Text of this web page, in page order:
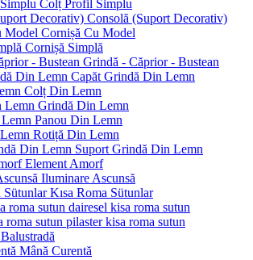
Colț Profil Simplu
Consolă (Suport Decorativ)
Cornișă Cu Model
Cornișă Simplă
Grindă - Căprior - Bustean
Capăt Grindă Din Lemn
Colț Din Lemn
Grindă Din Lemn
Panou Din Lemn
Rotiță Din Lemn
Suport Grindă Din Lemn
Element Amorf
Iluminare Ascunsă
Kısa Roma Sütunlar
dairesel kisa roma sutun
pilaster kisa roma sutun
Balustradă
Mână Curentă